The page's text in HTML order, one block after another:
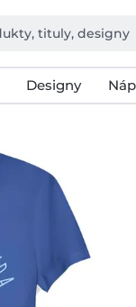
Designy